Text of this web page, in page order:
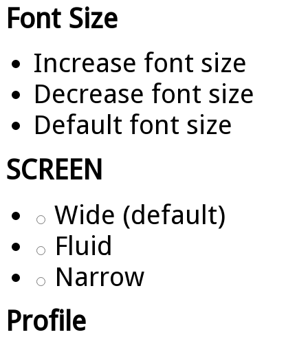
Font Size
Increase font size
Decrease font size
Default font size
SCREEN
Wide (default)
Fluid
Narrow
Profile